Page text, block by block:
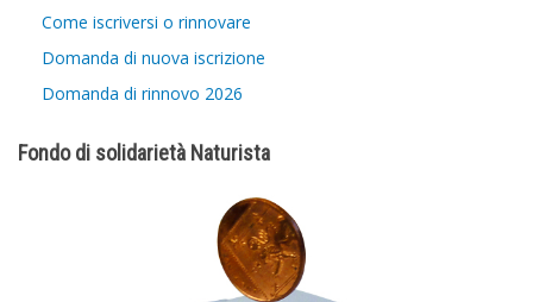
Come iscriversi o rinnovare
Domanda di nuova iscrizione
Domanda di rinnovo 2026
Fondo di solidarietà Naturista